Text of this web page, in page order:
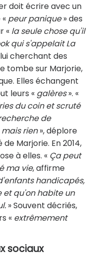
doit écrire avec un
peur panique» des
« la seule chose qu'il
qui s'appelait La
cherchant des
tombe sur Marjorie,
Elles échangent
leurs « galères». «
du coin et scruté
de
mais rien», déplore
Marjorie. En 2014,
à elles. « Ça peut
ma vie, affirme
handicapés,
qu'on habite un
» Souvent décriés,
« extrêmement
sociaux